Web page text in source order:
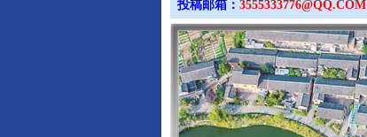
投稿邮箱： 3555333776@QQ.COM